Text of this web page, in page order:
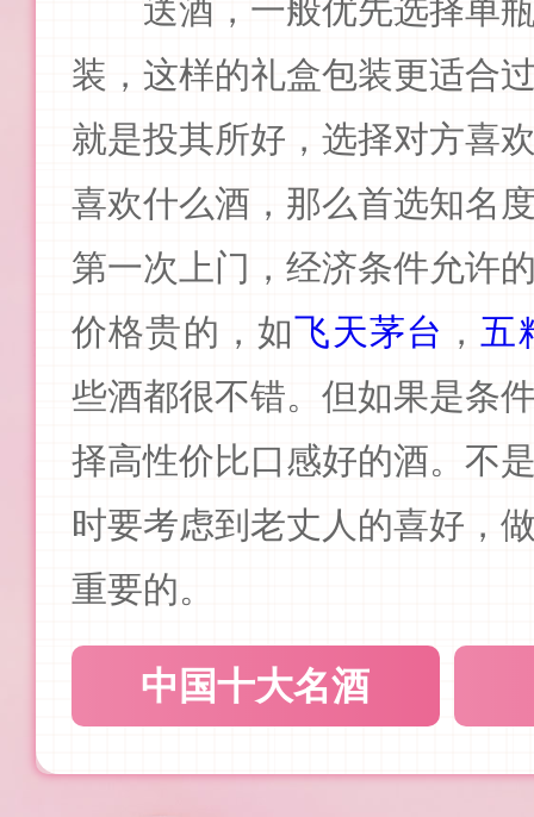
送酒，一般优先选择单
装，这样的礼盒包装更适合
就是投其所好，选择对方喜
喜欢什么酒，那么首选知名
第一次上门，经济条件允许
价格贵的，如飞天茅台 ， 五
些酒都很不错。但如果是条
择高性价比口感好的酒。不
时要考虑到老丈人的喜好，
重要的。
中国十大名酒